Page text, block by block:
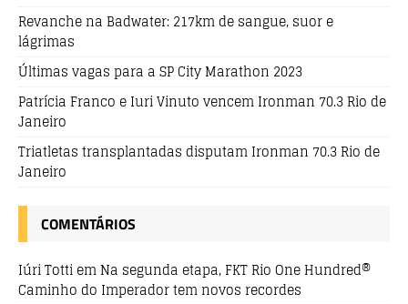
Revanche na Badwater: 217km de sangue, suor e
lágrimas
Últimas vagas para a SP City Marathon 2023
Patrícia Franco e Iuri Vinuto vencem Ironman 70.3 Rio de
Janeiro
Triatletas transplantadas disputam Ironman 70.3 Rio de
Janeiro
COMENTÁRIOS
Iúri Totti em Na segunda etapa, FKT Rio One Hundred®
Caminho do Imperador tem novos recordes